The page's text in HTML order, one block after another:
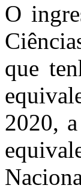
O
que
2020,